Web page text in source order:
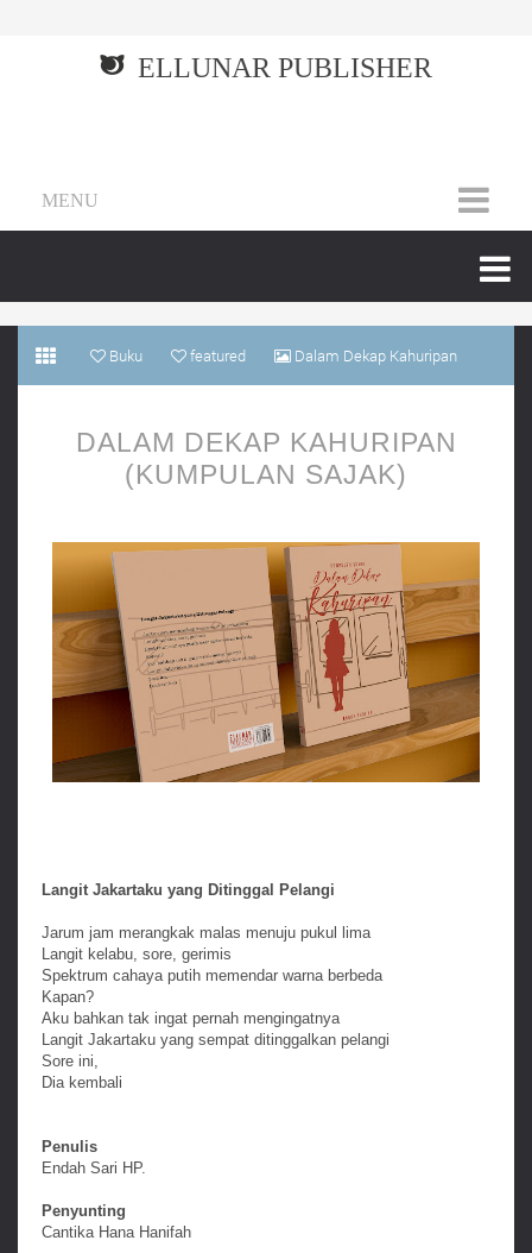
ELLUNAR PUBLISHER
MENU
Buku featured Dalam Dekap Kahuripan
DALAM DEKAP KAHURIPAN
(KUMPULAN SAJAK)
Langit Jakartaku yang Ditinggal Pelangi
Jarum jam merangkak malas menuju pukul lima
Langit kelabu, sore, gerimis
Spektrum cahaya putih memendar warna berbeda
Kapan?
Aku bahkan tak ingat pernah mengingatnya
Langit Jakartaku yang sempat ditinggalkan pelangi
Sore ini,
Dia kembali
Penulis
Endah Sari HP.
Penyunting
Cantika Hana Hanifah